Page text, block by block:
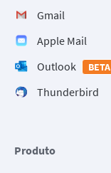
Gmail
Apple Mail
Outlook
BETA
Thunderbird
Produto